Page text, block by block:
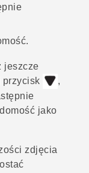
jeszcze
przycisk
,
jako
zdjęcia